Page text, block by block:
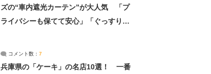
ズの“車内遮光カーテン”が大人気 「プ
ライバシーも保てて安心」「ぐっすり眠
コメント数： 7
兵庫県の「ケーキ」の名店10選！ 一番